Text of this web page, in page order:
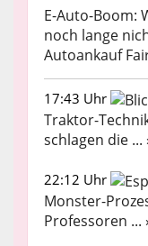
E-Auto-Boom:
noch lange
Autoankauf
17:43 Uhr
Traktor-
schlagen die ...
22:12 Uhr
Monster-
Professoren ...